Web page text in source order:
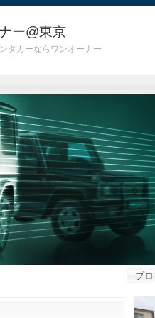
ー@東京
タカーならワンオーナー
プ